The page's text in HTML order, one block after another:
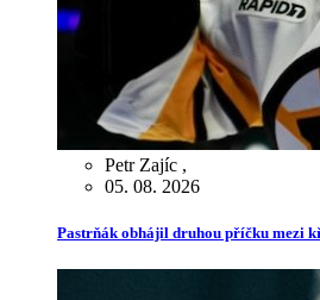
Petr Zajíc ,
05. 08. 2026
Pastrňák obhájil druhou příčku mezi